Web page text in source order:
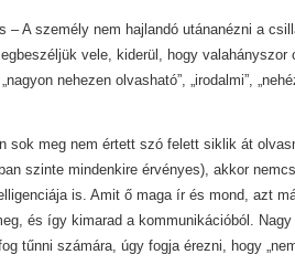
– A személy nem hajlandó utánanézni a
vele, kiderül, hogy valahányszor
nehezen olvasható”, „irodalmi”,
sok meg nem értett szó felett siklik át
szinte mindenkire érvényes), akkor
is. Amit ő maga ír és mond, azt
és így kimarad a kommunikációból. Nagy
tűnni számára, úgy fogja érezni, hogy